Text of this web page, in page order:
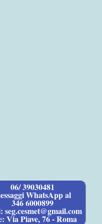
06/ 39030481
WhatsApp al
346 6000899
seg.cesmet@gmail.com
Via Piave, 76 - Roma